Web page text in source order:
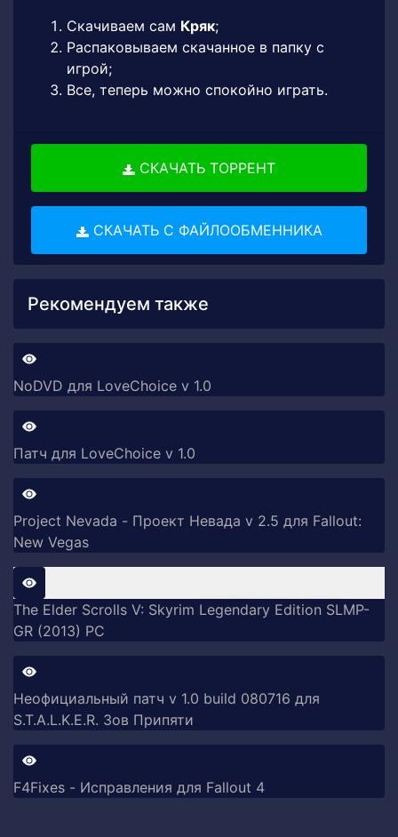
Скачиваем сам Кряк;
Распаковываем скачанное в папку с
игрой;
Все, теперь можно спокойно играть.
СКАЧАТЬ ТОРРЕНТ
СКАЧАТЬ С ФАЙЛООБМЕННИКА
Рекомендуем также
NoDVD для LoveChoice v 1.0
Патч для LoveChoice v 1.0
Project Nevada - Проект Невада v 2.5 для Fallout:
New Vegas
The Elder Scrolls V: Skyrim Legendary Edition SLMP-
GR (2013) PC
Неофициальный патч v 1.0 build 080716 для
S.T.A.L.K.E.R. Зов Припяти
F4Fixes - Исправления для Fallout 4